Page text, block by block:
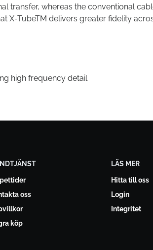
transfer, whereas the conventional
X-TubeTM delivers greater fidelity
high frequency detail
oss
köp
LÄS MER
Hitta till oss
Login
Integritet